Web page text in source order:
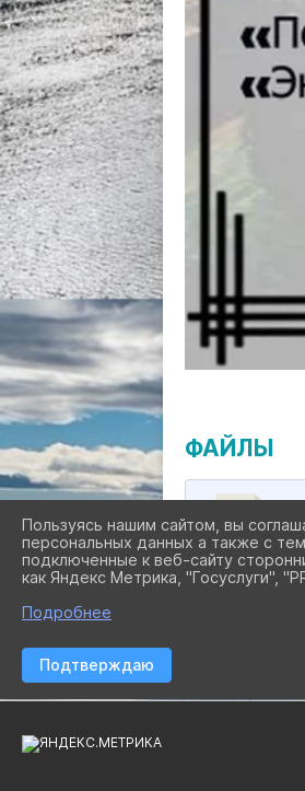
ФАЙЛЫ
Пользуясь нашим сайтом, вы
персональных данных а также с
подключенные к веб-сайту
как Яндекс Метрика, "Госуслуги",
Подробнее
Подтверждаю